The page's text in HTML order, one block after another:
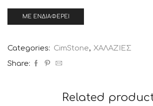
Categories: CimStone, ΧΑΛΑΖΙΕΣ
Share:
Related